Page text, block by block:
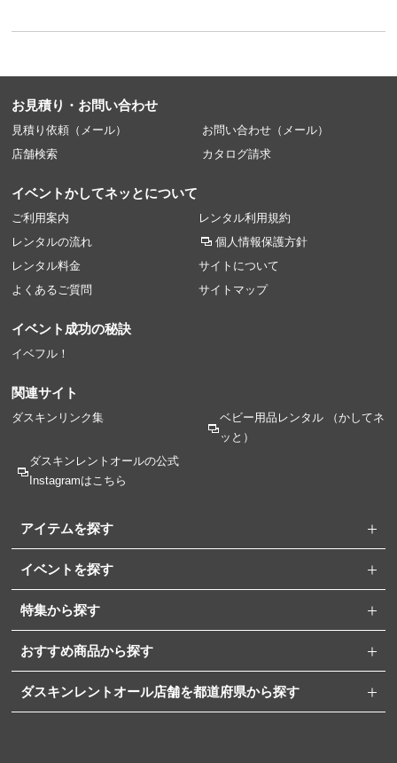
お見積り・お問い合わせ
見積り依頼（メール）
お問い合わせ（メール）
店舗検索
カタログ請求
イベントかしてネッとについて
ご利用案内
レンタルの流れ
レンタル料金
よくあるご質問
レンタル利用規約
個人情報保護方針
サイトについて
サイトマップ
イベント成功の秘訣
イベフル！
関連サイト
ダスキンリンク集 ベビー用品レンタル（かしてネ
ッと）
ダスキンレントオールの公式
Instagramはこちら
アイテムを探す
イベントを探す
特集から探す
おすすめ商品から探す
ダスキンレントオール店舗を都道府県から探す